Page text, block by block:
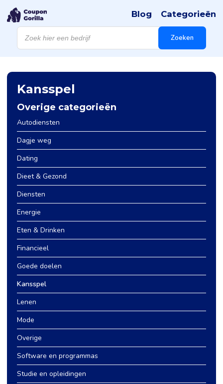
Producten
zoeken Zoeken
Blog Categorieën
Kansspel
Overige categorieën
Autodiensten
Dagje weg
Dating
Dieet & Gezond
Diensten
Energie
Eten & Drinken
Financieel
Goede doelen
Kansspel
Lenen
Mode
Overige
Software en programmas
Studie en opleidingen